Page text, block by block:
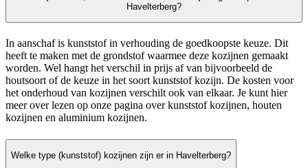
Havelterberg?
In aanschaf is kunststof in verhouding de goedkoopste keuze. Dit
heeft te maken met de grondstof waarmee deze kozijnen gemaakt
worden. Wel hangt het verschil in prijs af van bijvoorbeeld de
houtsoort of de keuze in het soort kunststof kozijn. De kosten voor
het onderhoud van kozijnen verschilt ook van elkaar. Je kunt hier
meer over lezen op onze pagina over kunststof kozijnen, houten
kozijnen en aluminium kozijnen.
Welke type (kunststof) kozijnen zijn er in Havelterberg?